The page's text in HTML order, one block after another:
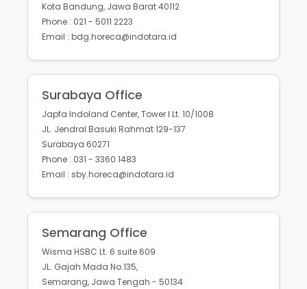
Kota Bandung, Jawa Barat 40112
Phone : 021 - 5011 2223
Email : bdg.horeca@indotara.id
Surabaya Office
Japfa Indoland Center, Tower I Lt. 10/1008
JL. Jendral Basuki Rahmat 129-137
Surabaya 60271
Phone : 031 - 3360 1483
Email : sby.horeca@indotara.id
Semarang Office
Wisma HSBC Lt. 6 suite 609
JL. Gajah Mada No.135,
Semarang, Jawa Tengah - 50134